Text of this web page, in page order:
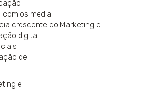
com os media
crescente do Marketing e
digital
de
e